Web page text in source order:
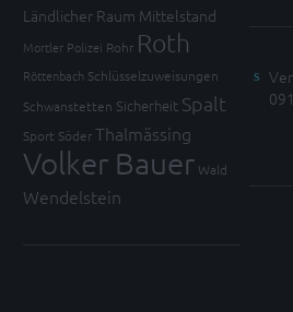
Ländlicher Raum Mittelstand
Mortler Polizei Rohr Roth
Röttenbach Schlüsselzuweisungen
Schwanstetten Sicherheit Spalt
Sport SöderThalmässing
Volker BauerWald
Wendelstein